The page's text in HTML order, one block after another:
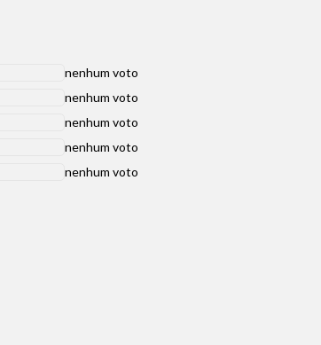
nenhum voto
nenhum voto
nenhum voto
nenhum voto
nenhum voto